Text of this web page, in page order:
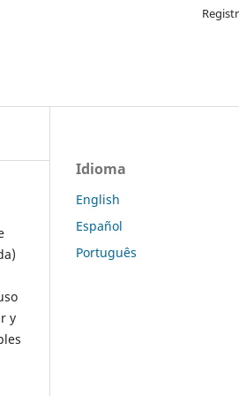
y
Idioma
English
Español
Português